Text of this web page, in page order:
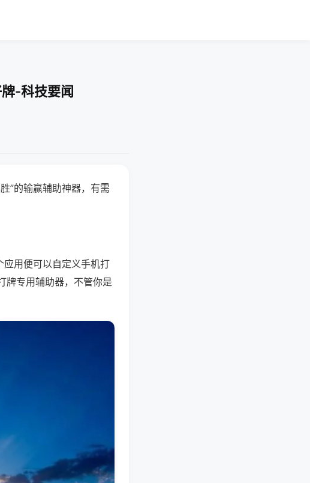
-科技要闻
”的输赢辅助神器，有需
应用便可以自定义手机打
牌专用辅助器，不管你是